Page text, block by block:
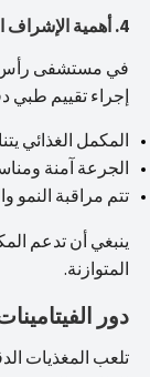
4. أهمية الإشراف الطبي للأطفال
في مستشفى رأس
إجراء تقييم طبي
المكمل الغذائي
الجرعة آمنة
تتم مراقبة النمو
ينبغي أن تدعم
المتوازنة.
دور
تلعب المغذيات